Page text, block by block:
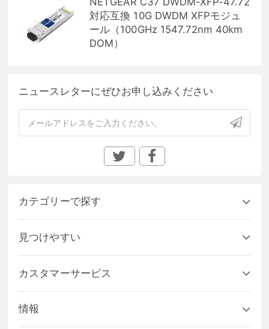
対応互換 10G DWDM XFPモジュ
ール（100GHz 1547.72nm 40km
DOM）
ニュースレターにぜひお申し込みください
カテゴリーで探す
見つけやすい
カスタマーサービス
情報